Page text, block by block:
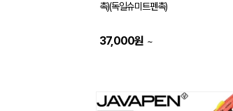
촉)(독일슈미트펜촉)
37,000원 ~